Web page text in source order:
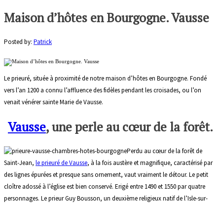
Maison d’hôtes en Bourgogne. Vausse
Posted by: Patrick
Le prieuré, située à proximité de notre maison d’hôtes en Bourgogne. Fondé
vers l’an 1200 a connu l’affluence des fidèles pendant les croisades, ou l’on
venait vénérer sainte Marie de Vausse.
Vausse, une perle au cœur de la forêt.
Perdu au cœur de la forêt de
Saint-Jean, le prieuré de Vausse, à la fois austère et magnifique, caractérisé par
des lignes épurées et presque sans ornement, vaut vraiment le détour. Le petit
cloître adossé à l’église est bien conservé. Erigé entre 1490 et 1550 par quatre
personnages. Le prieur Guy Bousson, un deuxième religieux natif de l’Isle-sur-